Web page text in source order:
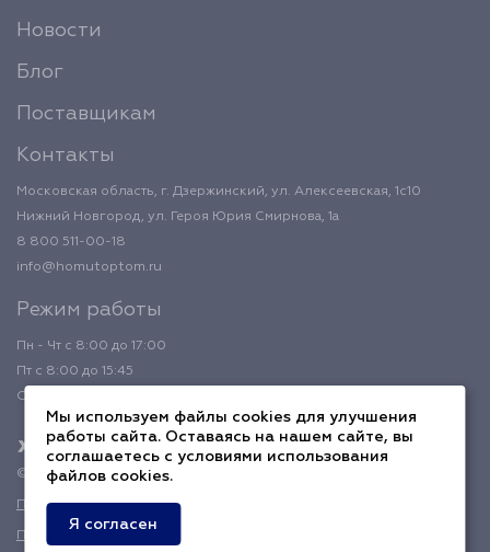
Новости
Блог
Поставщикам
Контакты
Московская область, г. Дзержинский, ул. Алексеевская, 1с10
Нижний Новгород, ул. Героя Юрия Смирнова, 1а
8 800 511-00-18
info@homutoptom.ru
Режим работы
Пн - Чт с 8:00 до 17:00
Пт с 8:00 до 15:45
Обед с 12:00 до 12:45
© 2026 ХомутОптом
Политика конфиденциальности
Публичная оферта
Мы используем файлы cookies для улучшения
работы сайта. Оставаясь на нашем сайте, вы
соглашаетесь с условиями использования
файлов cookies.
Я согласен